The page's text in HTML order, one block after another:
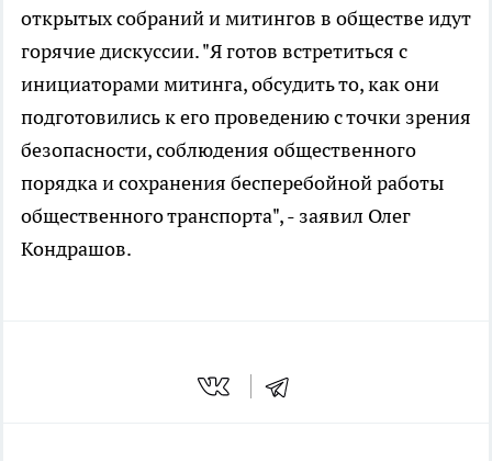
открытых собраний и митингов в обществе идут
горячие дискуссии. "Я готов встретиться с
инициаторами митинга, обсудить то, как они
подготовились к его проведению с точки зрения
безопасности, соблюдения общественного
порядка и сохранения бесперебойной работы
общественного транспорта", - заявил Олег
Кондрашов.